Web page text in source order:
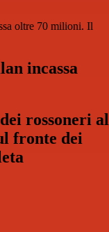
oltre 70 milioni. Il
incassa
rossoneri al
fronte dei